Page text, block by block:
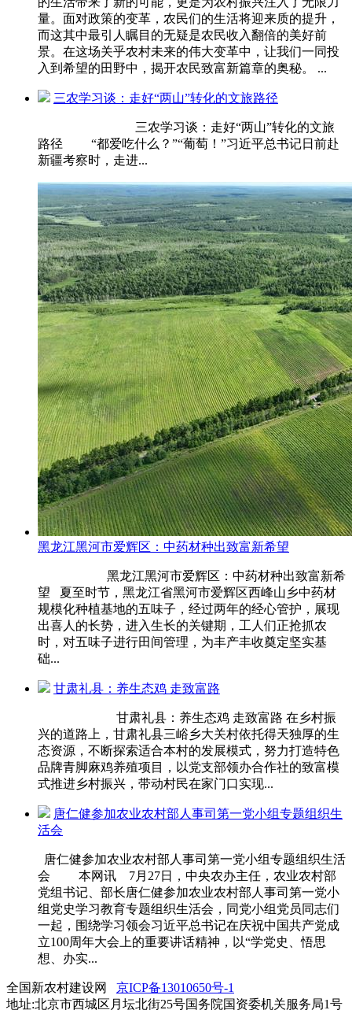
量。面对政策的变革，农民们的生活将迎来质的提升，
而这其中最引人瞩目的无疑是农民收入翻倍的美好前
景。在这场关乎农村未来的伟大变革中，让我们一同投
入到希望的田野中，揭开农民致富新篇章的奥秘。 ...
三农学习谈：走好“两山”转化的文旅路径
三农学习谈：走好“两山”转化的文旅
路径 “都爱吃什么？”“葡萄！”习近平总书记日前赴
新疆考察时，走进...
黑龙江黑河市爱辉区：中药材种出致富新希望
黑龙江黑河市爱辉区：中药材种出致富新希
望 夏至时节，黑龙江省黑河市爱辉区西峰山乡中药材
规模化种植基地的五味子，经过两年的经心管护，展现
出喜人的长势，进入生长的关键期，工人们正抢抓农
时，对五味子进行田间管理，为丰产丰收奠定坚实基
础...
甘肃礼县：养生态鸡 走致富路
甘肃礼县：养生态鸡 走致富路 在乡村振
兴的道路上，甘肃礼县三峪乡大关村依托得天独厚的生
态资源，不断探索适合本村的发展模式，努力打造特色
品牌青脚麻鸡养殖项目，以党支部领办合作社的致富模
式推进乡村振兴，带动村民在家门口实现...
唐仁健参加农业农村部人事司第一党小组专题组织生
活会
唐仁健参加农业农村部人事司第一党小组专题组织生活
会 本网讯 7月27日，中央农办主任，农业农村部
党组书记、部长唐仁健参加农业农村部人事司第一党小
组党史学习教育专题组织生活会，同党小组党员同志们
一起，围绕学习领会习近平总书记在庆祝中国共产党成
立100周年大会上的重要讲话精神，以“学党史、悟思
想、办实...
全国新农村建设网 京ICP备13010650号-1
地址:北京市西城区月坛北街25号国务院国资委机关服务局1号